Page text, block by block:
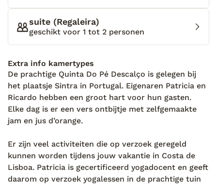
schieten, zodat je thuis nog kunt nagenieten van de
herinneringen die je hier gemaakt hebt”, zegt Ricardo
waar ik nog veel van kan leren. Wauw! Dit is echt
hartstikke gaaf. Elk bezoekje aan Ricardo en Patricia
zit vol met verrassingen.
suite (Regaleira)
geschikt voor 1 tot 2 personen
Extra info kamertypes
De prachtige Quinta Do Pé Descalço is gelegen bij
het plaatsje Sintra in Portugal. Eigenaren Patricia en
Ricardo hebben een groot hart voor hun gasten.
Elke dag is er een vers ontbijtje met zelfgemaakte
jam en jus d’orange.
Er zijn veel activiteiten die op verzoek geregeld
kunnen worden tijdens jouw vakantie in Costa de
Lisboa. Patricia is gecertificeerd yogadocent en geeft
daarom op verzoek yogalessen in de prachtige tuin